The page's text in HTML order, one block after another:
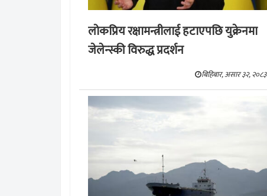
लोकप्रिय रक्षामन्त्रीलाई हटाएपछि युक्रेनमा
जेलेन्स्की विरुद्ध प्रदर्शन
बिहिबार, असार ३२, २०८३